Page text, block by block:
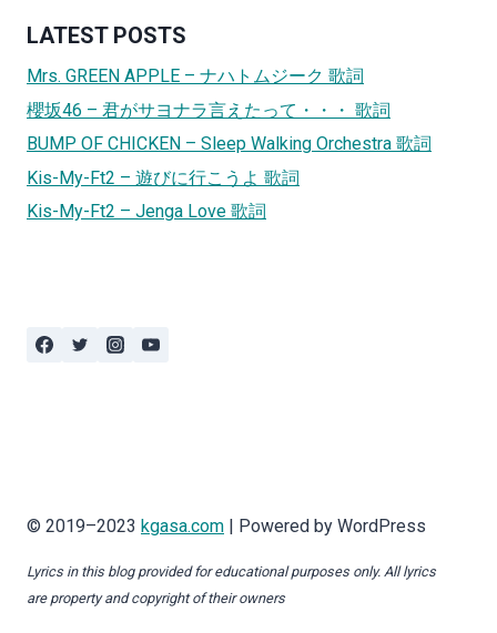
LATEST POSTS
Mrs. GREEN APPLE – ナハトムジーク 歌詞
櫻坂46 – 君がサヨナラ言えたって・・・ 歌詞
BUMP OF CHICKEN – Sleep Walking Orchestra 歌詞
Kis-My-Ft2 – 遊びに行こうよ 歌詞
Kis-My-Ft2 – Jenga Love 歌詞
© 2019–2023 kgasa.com | Powered by WordPress
Lyrics in this blog provided for educational purposes only. All lyrics
are property and copyright of their owners